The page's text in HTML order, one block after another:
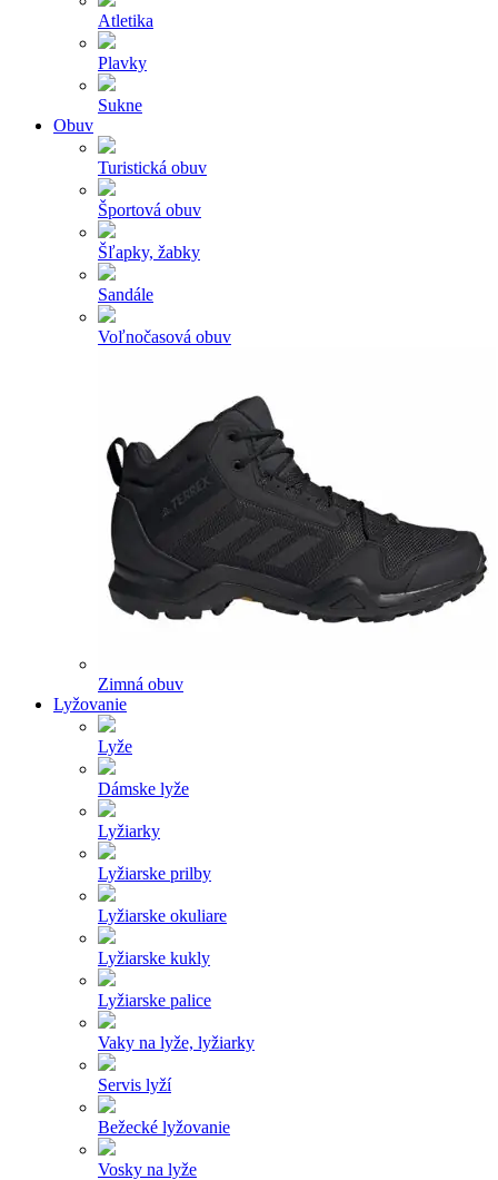
Atletika
Plavky
Sukne
Obuv
Turistická obuv
Športová obuv
Šľapky, žabky
Sandále
Voľnočasová obuv
Zimná obuv
Lyžovanie
Lyže
Dámske lyže
Lyžiarky
Lyžiarske prilby
Lyžiarske okuliare
Lyžiarske kukly
Lyžiarske palice
Vaky na lyže, lyžiarky
Servis lyží
Bežecké lyžovanie
Vosky na lyže